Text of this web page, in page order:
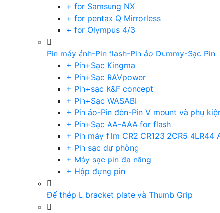
+ for Samsung NX
+ for pentax Q Mirrorless
+ for Olympus 4/3
Pin máy ảnh-Pin flash-Pin ảo Dummy-Sạc Pin
+ Pin+Sạc Kingma
+ Pin+Sạc RAVpower
+ Pin+sạc K&F concept
+ Pin+Sạc WASABI
+ Pin ảo-Pin đèn-Pin V mount và phụ
+ Pin+Sạc AA-AAA for flash
+ Pin máy film CR2 CR123 2CR5 4LR44
+ Pin sạc dự phòng
+ Máy sạc pin đa năng
+ Hộp đựng pin
Đế thép L bracket plate và Thumb Grip